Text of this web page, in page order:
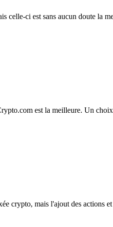
celle-ci est sans aucun doute la
est la meilleure. Un
crypto, mais l'ajout des